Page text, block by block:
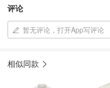
评论
暂无评论，打开App写评论
相似同款